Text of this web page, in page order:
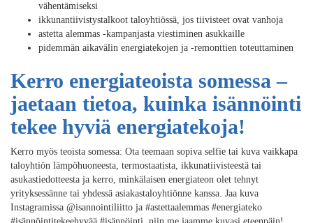
vähentämiseksi
ikkunantiivistystalkoot taloyhtiössä, jos tiivisteet ovat vanhoja
astetta alemmas -kampanjasta viestiminen asukkaille
pidemmän aikavälin energiatekojen ja -remonttien toteuttaminen
Kerro energiateoista somessa –
jaetaan tietoa, kuinka isännöinti
tekee hyviä energiatekoja!
Kerro myös teoista somessa: Ota teemaan sopiva selfie tai kuva vaikkapa
taloyhtiön lämpöhuoneesta, termostaatista, ikkunatiivisteestä tai
asukastiedotteesta ja kerro, minkälaisen energiateon olet tehnyt
yrityksessänne tai yhdessä asiakastaloyhtiönne kanssa. Jaa kuva
Instagramissa @isannointiliitto ja #astettaalemmas #energiateko